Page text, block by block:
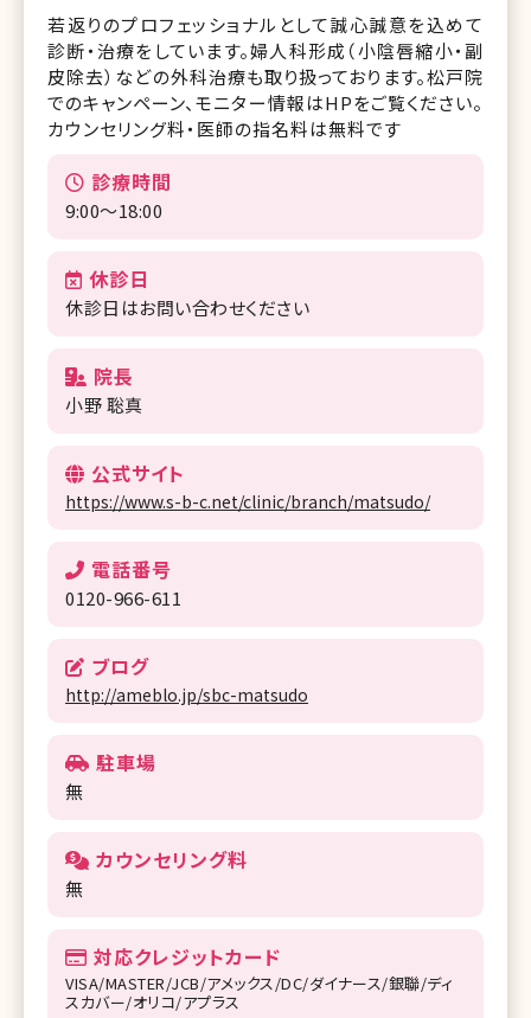
若返りのプロフェッショナルとして誠心誠意を込めて
診断・治療をしています。婦人科形成（小陰唇縮小・副
皮除去）などの外科治療も取り扱っております。松戸院
でのキャンペーン、モニター情報はHPをご覧ください。
カウンセリング料・医師の指名料は無料です
診療時間
9:00～18:00
休診日
休診日はお問い合わせください
院長
小野 聡真
公式サイト
https://www.s-b-c.net/clinic/branch/matsudo/
電話番号
0120-966-611
ブログ
http://ameblo.jp/sbc-matsudo
駐車場
無
カウンセリング料
無
対応クレジットカード
VISA/MASTER/JCB/アメックス/DC/ダイナース/銀聯/ディ
スカバー/オリコ/アプラス